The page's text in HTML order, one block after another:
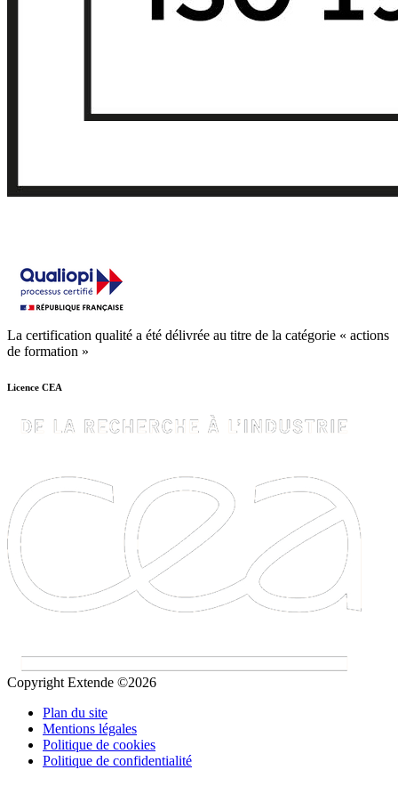
La certification qualité a été délivrée au titre de la catégorie « actions
de formation »
Licence CEA
Copyright Extende ©2026
Plan du site
Mentions légales
Politique de cookies
Politique de confidentialité